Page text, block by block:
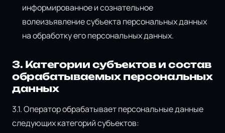
информированное и сознательное
волеизъявление субъекта персональных данных
на обработку его персональных данных.
3. Категории субъектов и состав
обрабатываемых персональных
данных
3.1. Оператор обрабатывает персональные данные
следующих категорий субъектов: